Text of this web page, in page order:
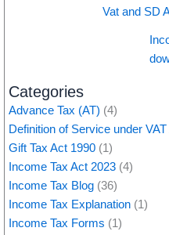
Vat and SD
Categories
Advance Tax (AT) (4)
Definition of Service under
Gift Tax Act 1990 (1)
Income Tax Act 2023 (4)
Income Tax Blog (36)
Income Tax Explanation (1)
Income Tax Forms (1)